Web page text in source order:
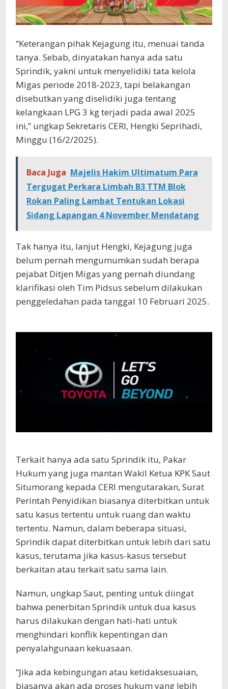
“Keterangan pihak Kejagung itu, menuai tanda
tanya. Sebab, dinyatakan hanya ada satu
Sprindik, yakni untuk menyelidiki tata kelola
Migas periode 2018-2023, tapi belakangan
disebutkan yang diselidiki juga tentang
kelangkaan LPG 3 kg terjadi pada awal 2025
ini,” ungkap Sekretaris CERI, Hengki Seprihadi,
Minggu (16/2/2025).
Baca Juga Majelis Hakim Ultimatum Para
Tergugat Perkara Limbah B3 TTM Blok
Rokan Paling Lambat Tentukan Lokasi
Sidang Lapangan 4 November Mendatang
Tak hanya itu, lanjut Hengki, Kejagung juga
belum pernah mengumumkan sudah berapa
pejabat Ditjen Migas yang pernah diundang
klarifikasi oleh Tim Pidsus sebelum dilakukan
penggeledahan pada tanggal 10 Februari 2025.
Terkait hanya ada satu Sprindik itu, Pakar
Hukum yang juga mantan Wakil Ketua KPK Saut
Situmorang kepada CERI mengutarakan, Surat
Perintah Penyidikan biasanya diterbitkan untuk
satu kasus tertentu untuk ruang dan waktu
tertentu. Namun, dalam beberapa situasi,
Sprindik dapat diterbitkan untuk lebih dari satu
kasus, terutama jika kasus-kasus tersebut
berkaitan atau terkait satu sama lain.
Namun, ungkap Saut, penting untuk diingat
bahwa penerbitan Sprindik untuk dua kasus
harus dilakukan dengan hati-hati untuk
menghindari konflik kepentingan dan
penyalahgunaan kekuasaan.
“Jika ada kebingungan atau ketidaksesuaian,
biasanya akan ada proses hukum yang lebih